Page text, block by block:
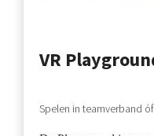
VR
Spelen in teamverband